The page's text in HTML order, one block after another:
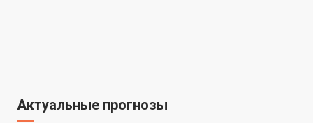
Актуальные прогнозы